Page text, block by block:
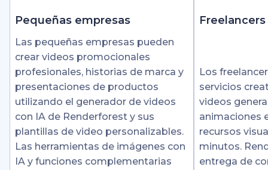
Pequeñas empresas
Las pequeñas empresas pueden
crear videos promocionales
profesionales, historias de marca y
presentaciones de productos
utilizando el generador de videos
con IA de Renderforest y sus
plantillas de video personalizables.
Las herramientas de imágenes con
IA y funciones complementarias
Freelancers
Los
servicios
videos
animaciones
recursos
minutos.
entrega de